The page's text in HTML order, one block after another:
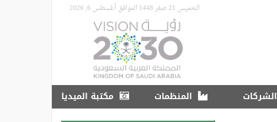
الخميس 21 صفر 1448 الموافق أغسطس 6, 2026
الشركات المنظمات مكتبة الميديا